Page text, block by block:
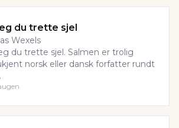
du trette sjel
Wexels
du trette sjel. Salmen er trolig
norsk eller dansk forfatter rundt